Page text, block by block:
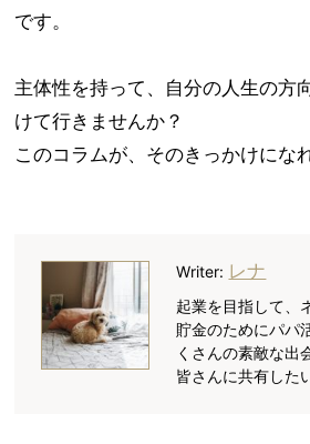
です。
主体性を持って、自分の人生の方
けて行きませんか？
このコラムが、そのきっかけにな
Writer: レナ
起業を目指して、
貯金のためにパパ
くさんの素敵な出
皆さんに共有した